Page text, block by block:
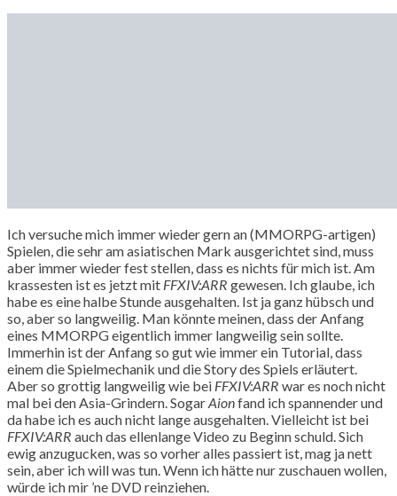
Ich versuche mich immer wieder gern an (MMORPG-artigen)
Spielen, die sehr am asiatischen Mark ausgerichtet sind, muss
aber immer wieder fest stellen, dass es nichts für mich ist. Am
krassesten ist es jetzt mit FFXIV:ARR gewesen. Ich glaube, ich
habe es eine halbe Stunde ausgehalten. Ist ja ganz hübsch und
so, aber so langweilig. Man könnte meinen, dass der Anfang
eines MMORPG eigentlich immer langweilig sein sollte.
Immerhin ist der Anfang so gut wie immer ein Tutorial, dass
einem die Spielmechanik und die Story des Spiels erläutert.
Aber so grottig langweilig wie bei FFXIV:ARR war es noch nicht
mal bei den Asia-Grindern. SogarAionfand ich spannender und
da habe ich es auch nicht lange ausgehalten. Vielleicht ist bei
FFXIV:ARR auch das ellenlange Video zu Beginn schuld. Sich
ewig anzugucken, was so vorher alles passiert ist, mag ja nett
sein, aber ich will was tun. Wenn ich hätte nur zuschauen wollen,
würde ich mir ’ne DVD reinziehen.